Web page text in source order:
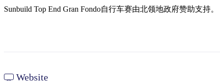
Sunbuild Top End Gran Fondo自行车赛由北领地政府赞助支持。
Website